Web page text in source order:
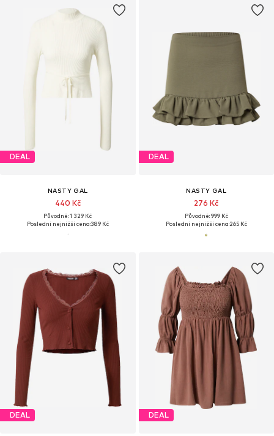
DEAL
NASTY GAL
440 Kč
Původně: 1 329 Kč
Poslední nejnižší cena:389 Kč
DEAL
NASTY GAL
276 Kč
Původně: 999 Kč
Poslední nejnižší cena:265 Kč
DEAL DEAL